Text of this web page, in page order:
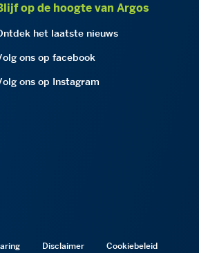
op de hoogte van Argos
het laatste nieuws
ons op facebook
ons op Instagram
Disclaimer Cookiebeleid